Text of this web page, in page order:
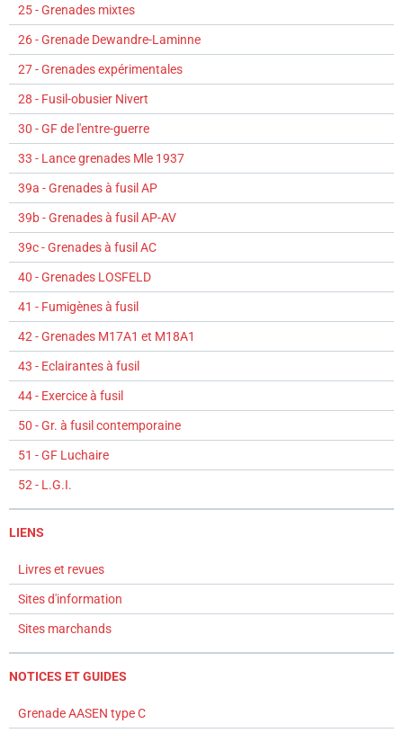
25 - Grenades mixtes
26 - Grenade Dewandre-Laminne
27 - Grenades expérimentales
28 - Fusil-obusier Nivert
30 - GF de l'entre-guerre
33 - Lance grenades Mle 1937
39a - Grenades à fusil AP
39b - Grenades à fusil AP-AV
39c - Grenades à fusil AC
40 - Grenades LOSFELD
41 - Fumigènes à fusil
42 - Grenades M17A1 et M18A1
43 - Eclairantes à fusil
44 - Exercice à fusil
50 - Gr. à fusil contemporaine
51 - GF Luchaire
52 - L.G.I.
LIENS
Livres et revues
Sites d'information
Sites marchands
NOTICES ET GUIDES
Grenade AASEN type C